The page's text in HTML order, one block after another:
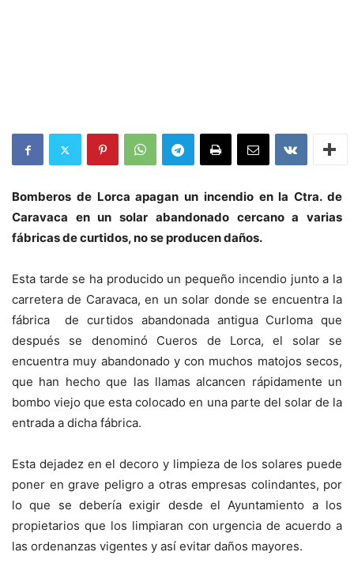
Bomberos de Lorca apagan un incendio en la Ctra. de
Caravaca en un solar abandonado cercano a varias
fábricas de curtidos, no se producen daños.
Esta tarde se ha producido un pequeño incendio junto a la
carretera de Caravaca, en un solar donde se encuentra la
fábrica de curtidos abandonada antigua Curloma que
después se denominó Cueros de Lorca, el solar se
encuentra muy abandonado y con muchos matojos secos,
que han hecho que las llamas alcancen rápidamente un
bombo viejo que esta colocado en una parte del solar de la
entrada a dicha fábrica.
Esta dejadez en el decoro y limpieza de los solares puede
poner en grave peligro a otras empresas colindantes, por
lo que se debería exigir desde el Ayuntamiento a los
propietarios que los limpiaran con urgencia de acuerdo a
las ordenanzas vigentes y así evitar daños mayores.